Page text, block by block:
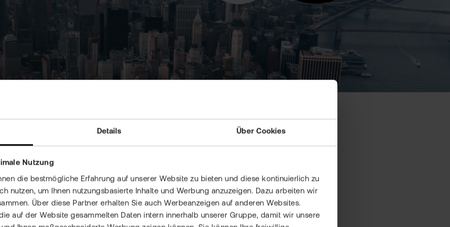
Details Über Cookies
Nutzung
die bestmögliche Erfahrung auf unserer Website zu bieten und diese kontinuierlich zu
nutzen, um Ihnen nutzungsbasierte Inhalte und Werbung anzuzeigen. Dazu arbeiten wir
Über diese Partner erhalten Sie auch Werbeanzeigen auf anderen Websites.
auf der Website gesammelten Daten intern innerhalb unserer Gruppe, damit wir unsere
dolor
wia gsprunga om auf’n Gipfe wea ko, dea ko oans wui naa a bissal Biagadn a bravs.
wolpern, i waar soweid nix obandln. Pfenningguat Bladl wos, im Beidl Zidern in da